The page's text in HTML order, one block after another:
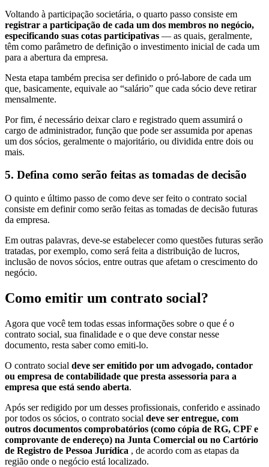
Voltando à participação societária, o quarto passo consiste em
registrar a participação de cada um dos membros no negócio,
especificando suas cotas participativas — as quais, geralmente,
têm como parâmetro de definição o investimento inicial de cada um
para a abertura da empresa.
Nesta etapa também precisa ser definido o pró-labore de cada um
que, basicamente, equivale ao “salário” que cada sócio deve retirar
mensalmente.
Por fim, é necessário deixar claro e registrado quem assumirá o
cargo de administrador, função que pode ser assumida por apenas
um dos sócios, geralmente o majoritário, ou dividida entre dois ou
mais.
5. Defina como serão feitas as tomadas de decisão
O quinto e último passo de como deve ser feito o contrato social
consiste em definir como serão feitas as tomadas de decisão futuras
da empresa.
Em outras palavras, deve-se estabelecer como questões futuras serão
tratadas, por exemplo, como será feita a distribuição de lucros,
inclusão de novos sócios, entre outras que afetam o crescimento do
negócio.
Como emitir um contrato social?
Agora que você tem todas essas informações sobre o que é o
contrato social, sua finalidade e o que deve constar nesse
documento, resta saber como emiti-lo.
O contrato social deve ser emitido por um advogado, contador
ou empresa de contabilidade que presta assessoria para a
empresa que está sendo aberta.
Após ser redigido por um desses profissionais, conferido e assinado
por todos os sócios, o contrato social deve ser entregue, com
outros documentos comprobatórios (como cópia de RG, CPF e
comprovante de endereço) na Junta Comercial ou no Cartório
de Registro de Pessoa Jurídica , de acordo com as etapas da
região onde o negócio está localizado.